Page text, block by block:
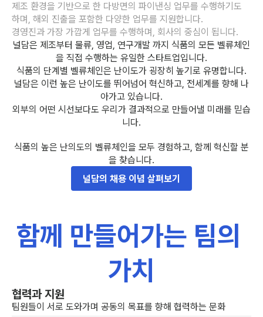
제조 환경을 기반으로 한 다방면의 파이낸싱 업무를 수행하기도
하며, 해외 진출을 포함한 다양한 업무를 지원합니다.
경영진과 가장 가깝게 업무를 수행하며, 회사의 중심이 됩니다.
널담은 제조부터 물류, 영업, 연구개발 까지 식품의 모든 벨류체인
을 직접 수행하는 유일한 스타트업입니다.
식품의 단계별 벨류체인은 난이도가 굉장히 높기로 유명합니다.
널담은 이런 높은 난이도를 뛰어넘어 혁신하고, 전세계를 향해 나
아가고 있습니다.
외부의 어떤 시선보다도 우리가 결과적으로 만들어낼 미래를 믿습
니다.
식품의 높은 난의도의 벨류체인을 모두 경험하고, 함께 혁신할 분
을 찾습니다.
널담의 채용 이념 살펴보기
함께 만들어가는 팀의
가치
협력과 지원
팀원들이 서로 도와가며 공동의 목표를 향해 협력하는 문화